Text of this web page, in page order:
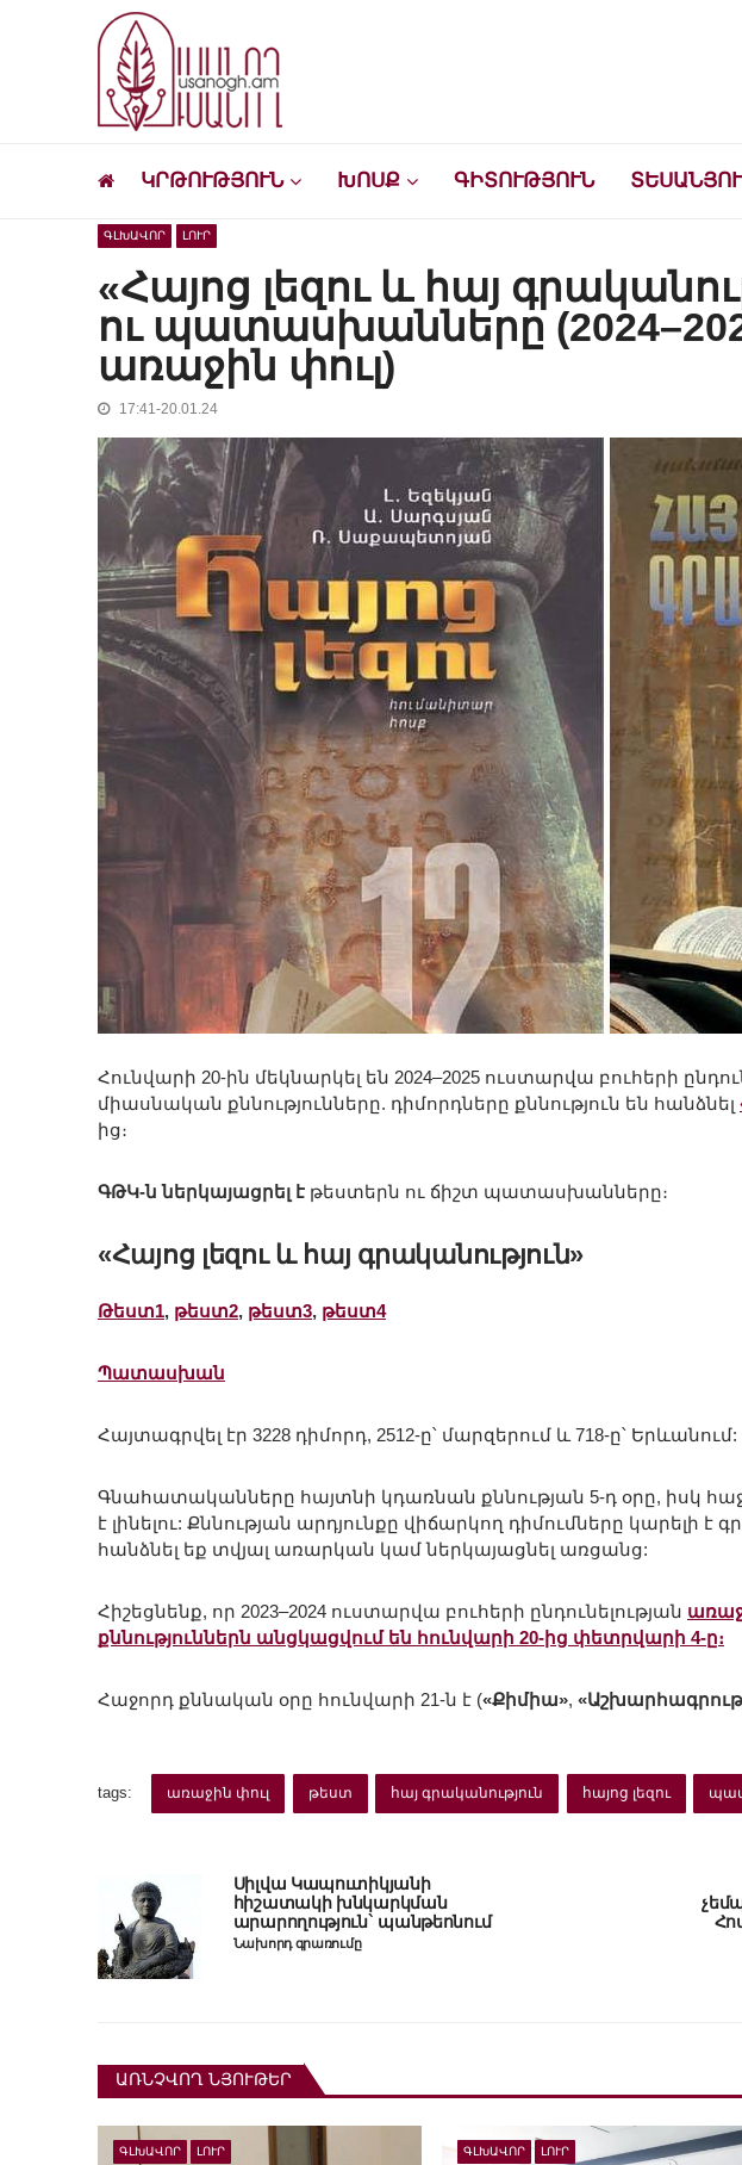
ԿՐԹՈՒԹՅՈՒՆ ԽՈՍՔ ԳԻՏՈՒԹՅՈՒՆ
ԳԼԽԱՎՈՐ ԼՈՒՐ
«Հայոց լեզու և հայ
ու պատասխանները
առաջին փուլ)
17:41-20.01.24
Հունվարի 20-ին մեկնարկել են 2024–2025 ուստարվա բուհերի
միասնական քննությունները. դիմորդները քննություն են հանձնել
ից։
ԳԹԿ-ն ներկայացրել է թեստերն ու ճիշտ պատասխանները։
«Հայոց լեզու և հայ գրականություն»
Թեստ1, թեստ2, թեստ3, թեստ4
Պատասխան
Հայտագրվել էր 3228 դիմորդ, 2512-ը՝ մարզերում և 718-ը՝ Երևանում:
Գնահատականները հայտնի կդառնան քննության 5-դ օրը, իսկ
է լինելու: Քննության արդյունքը վիճարկող դիմումները կարելի
հանձնել եք տվյալ առարկան կամ ներկայացնել առցանց:
Հիշեցնենք, որ 2023–2024 ուստարվա բուհերի ընդունելության
քննություններն անցկացվում են հունվարի 20-ից փետրվարի 4-ը։
Հաջորդ քննական օրը հունվարի 21-ն է («Քիմիա»,
tags: առաջին փուլ թեստ հայ գրականություն հայոց լեզու
Սիլվա Կապուտիկյանի
հիշատակի խնկարկման
արարողություն` պանթեոնում
Նախորդ գրառումը
ԱՌՆՉՎՈՂ ՆՅՈՒԹԵՐ
ԳԼԽԱՎՈՐ ԼՈՒՐ ԳԼԽԱՎՈՐ ԼՈՒՐ